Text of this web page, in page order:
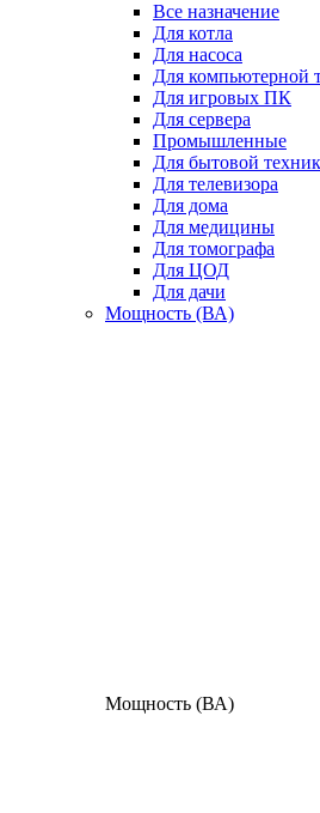
Все назначение
Для котла
Для насоса
Для компьютерной
Для игровых ПК
Для сервера
Промышленные
Для бытовой
Для телевизора
Для дома
Для медицины
Для томографа
Для ЦОД
Для дачи
Мощность (ВА)
Мощность (ВА)